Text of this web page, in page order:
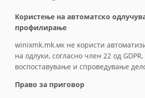
Користење на автоматско
профилирање
winixmk.mk.мк не користи
на одлуки, согласно член 22 од GDPR,
воспоставување и спроведување
Право за приговор